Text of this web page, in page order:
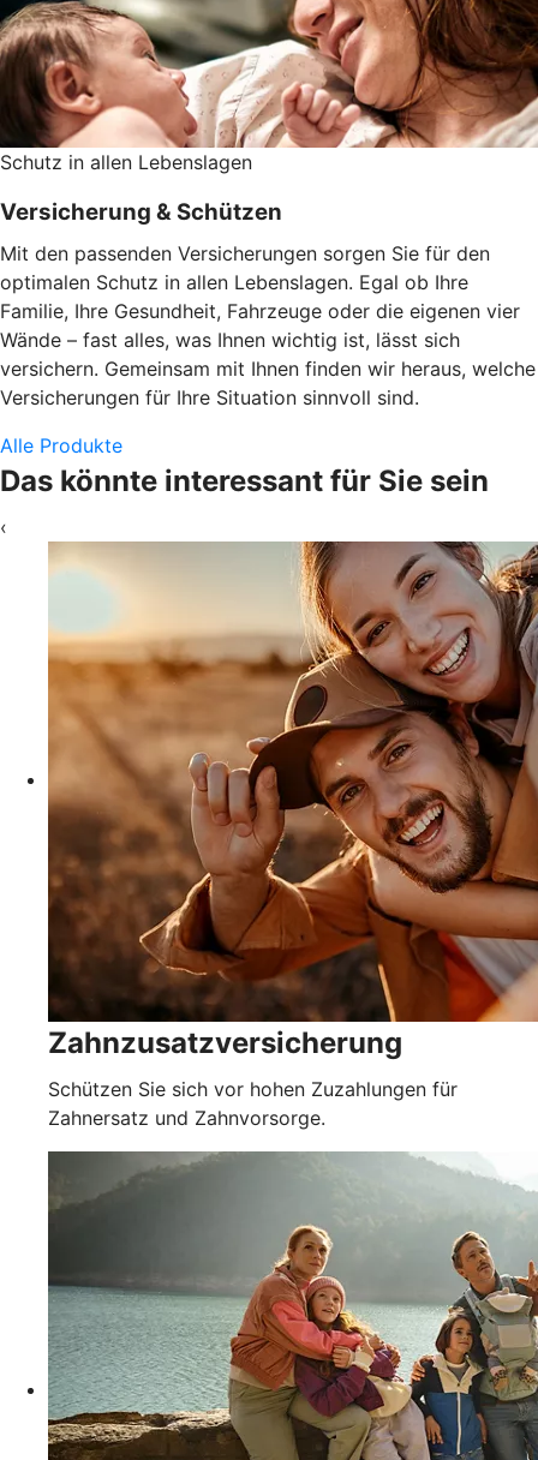
Schutz in allen Lebenslagen
Versicherung & Schützen
Mit den passenden Versicherungen sorgen Sie für den
optimalen Schutz in allen Lebenslagen. Egal ob Ihre
Familie, Ihre Gesundheit, Fahrzeuge oder die eigenen vier
Wände – fast alles, was Ihnen wichtig ist, lässt sich
versichern. Gemeinsam mit Ihnen finden wir heraus, welche
Versicherungen für Ihre Situation sinnvoll sind.
Alle Produkte
Das könnte interessant für Sie sein
‹
Zahnzusatzversicherung
Schützen Sie sich vor hohen Zuzahlungen für
Zahnersatz und Zahnvorsorge.